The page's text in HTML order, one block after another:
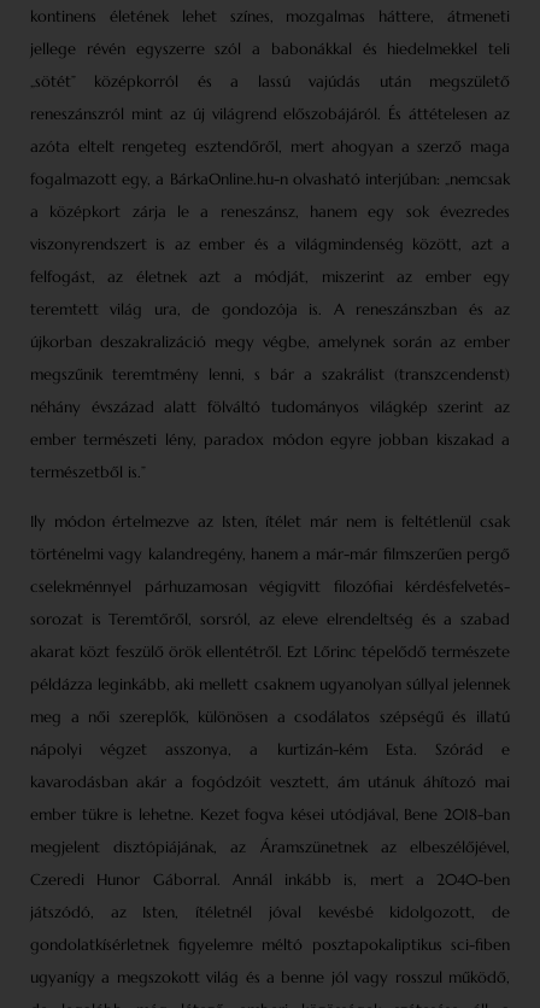
kontinens életének lehet színes, mozgalmas háttere, átmeneti
jellege révén egyszerre szól a babonákkal és hiedelmekkel teli
„sötét” középkorról és a lassú vajúdás után megszülető
reneszánszról mint az új világrend előszobájáról. És áttételesen az
azóta eltelt rengeteg esztendőről, mert ahogyan a szerző maga
fogalmazott egy, a BárkaOnline.hu-n olvasható interjúban: „nemcsak
a középkort zárja le a reneszánsz, hanem egy sok évezredes
viszonyrendszert is az ember és a világmindenség között, azt a
felfogást, az életnek azt a módját, miszerint az ember egy
teremtett világ ura, de gondozója is. A reneszánszban és az
újkorban deszakralizáció megy végbe, amelynek során az ember
megszűnik teremtmény lenni, s bár a szakrálist (transzcendenst)
néhány évszázad alatt fölváltó tudományos világkép szerint az
ember természeti lény, paradox módon egyre jobban kiszakad a
természetből is.”
Ily módon értelmezve az Isten, ítélet már nem is feltétlenül csak
történelmi vagy kalandregény, hanem a már-már filmszerűen pergő
cselekménnyel párhuzamosan végigvitt filozófiai kérdésfelvetés-
sorozat is Teremtőről, sorsról, az eleve elrendeltség és a szabad
akarat közt feszülő örök ellentétről. Ezt Lőrinc tépelődő természete
példázza leginkább, aki mellett csaknem ugyanolyan súllyal jelennek
meg a női szereplők, különösen a csodálatos szépségű és illatú
nápolyi végzet asszonya, a kurtizán-kém Esta. Szórád e
kavarodásban akár a fogódzóit vesztett, ám utánuk áhítozó mai
ember tükre is lehetne. Kezet fogva kései utódjával, Bene 2018-ban
megjelent disztópiájának, az Áramszünetnek az elbeszélőjével,
Czeredi Hunor Gáborral. Annál inkább is, mert a 2040-ben
játszódó, az Isten, ítéletnél jóval kevésbé kidolgozott, de
gondolatkísérletnek figyelemre méltó posztapokaliptikus sci-fiben
ugyanígy a megszokott világ és a benne jól vagy rosszul működő,